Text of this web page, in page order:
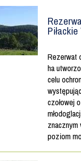
Rezerwat
ha
celu
czołowej
poziom